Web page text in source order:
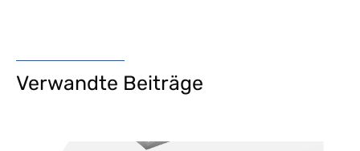
Verwandte Beiträge